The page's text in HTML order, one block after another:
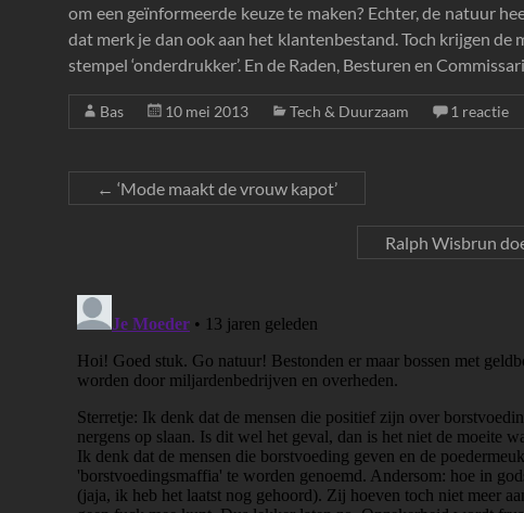
om een geïnformeerde keuze te maken? Echter, de natuur
dat merk je dan ook aan het klantenbestand. Toch krijgen
stempel ‘onderdrukker’. En de Raden, Besturen en
Bas 10 mei 2013 Tech & Duurzaam 1 reactie
← ‘Mode maakt de vrouw kapot’
Ralph Wisbrun